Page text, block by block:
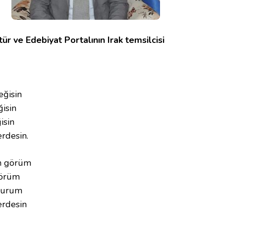
ve Edebiyat Portalının Irak temsilcisi
görüm